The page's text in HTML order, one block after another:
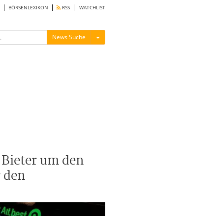
BÖRSENLEXIKON RSS WATCHLIST
News Suche Menü ein-/ausblenden
um den